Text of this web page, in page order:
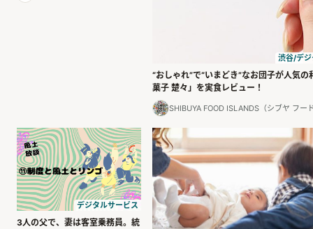
渋谷/デ
“おしゃれ”で“いまどき”なお団子が人気の
菓子 楚々」を実食レビュー！
SHIBUYA FOOD ISLANDS（シブヤ フー
デジタルサービス
3人の父で、妻は客室乗務員。統